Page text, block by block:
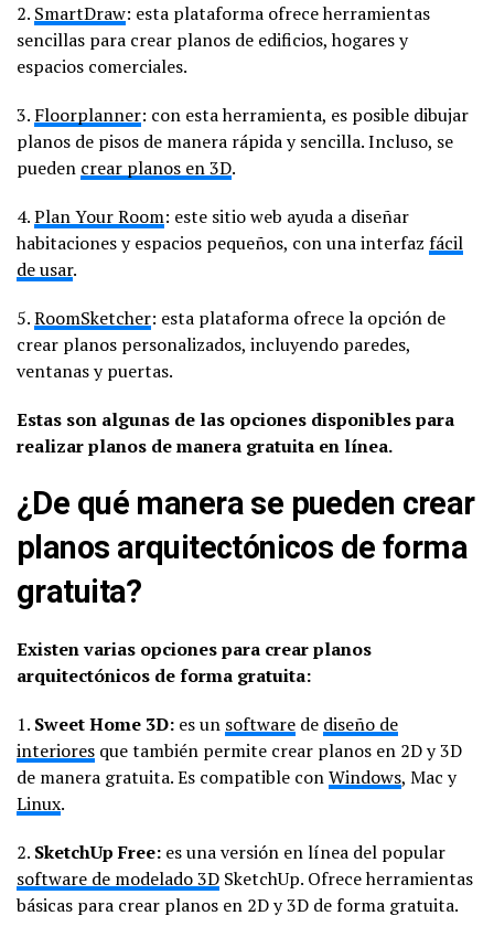
2. SmartDraw: esta plataforma ofrece herramientas
sencillas para crear planos de edificios, hogares y
espacios comerciales.
3. Floorplanner: con esta herramienta, es posible dibujar
planos de pisos de manera rápida y sencilla. Incluso, se
pueden crear planos en 3D.
4.Plan Your Room: este sitio web ayuda a diseñar
habitaciones y espacios pequeños, con una interfaz fácil
de usar.
5.RoomSketcher: esta plataforma ofrece la opción de
crear planos personalizados, incluyendo paredes,
ventanas y puertas.
Estas son algunas de las opciones disponibles para
realizar planos de manera gratuita en línea.
¿De qué manera se pueden crear
planos arquitectónicos de forma
gratuita?
Existen varias opciones para crear planos
arquitectónicos de forma gratuita:
1. Sweet Home 3D: es un software de diseño de
interiores que también permite crear planos en 2D y 3D
de manera gratuita. Es compatible conWindows, Mac y
Linux.
2. SketchUp Free: es una versión en línea del popular
software de modelado 3D SketchUp. Ofrece herramientas
básicas para crear planos en 2D y 3D de forma gratuita.